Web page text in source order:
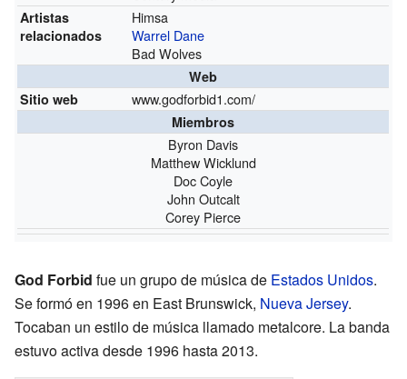
Artistas
relacionados
Himsa
Warrel Dane
Bad Wolves
Web
Sitio web
www.godforbid1.com/
Miembros
Byron Davis
Matthew Wicklund
Doc Coyle
John Outcalt
Corey Pierce
God Forbid fue un grupo de música de Estados Unidos.
Se formó en 1996 en East Brunswick, Nueva Jersey.
Tocaban un estilo de música llamado metalcore. La banda
estuvo activa desde 1996 hasta 2013.